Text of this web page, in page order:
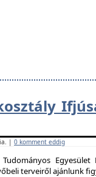
| 0 komment eddig
Egyesület
terveiről ajánlunk